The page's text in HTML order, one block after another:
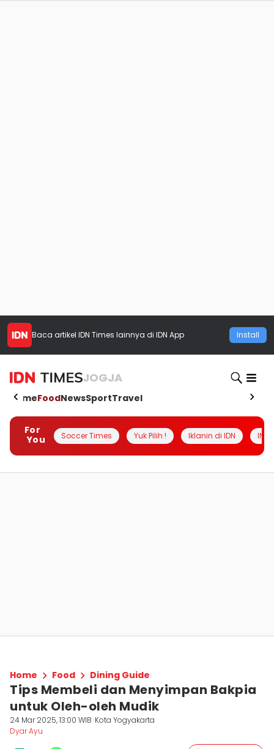
Baca artikel IDN Times lainnya di IDN App Install
JOGJA
HomeFoodNewsSportTravel
For
You
Soccer Times Yuk Pilih ! Iklanin di IDN
Home Food Dining Guide
Tips Membeli dan Menyimpan Bakpia
untuk Oleh-oleh Mudik
24 Mar 2025, 13:00 WIB Kota Yogyakarta
Dyar Ayu